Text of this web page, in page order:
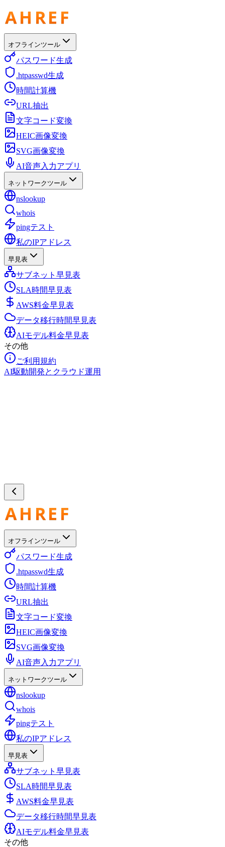
オフラインツール
パスワード生成
.htpasswd生成
時間計算機
URL抽出
文字コード変換
HEIC画像変換
SVG画像変換
AI音声入力アプリ
ネットワークツール
nslookup
whois
pingテスト
私のIPアドレス
早見表
サブネット早見表
SLA時間早見表
AWS料金早見表
データ移行時間早見表
AIモデル料金早見表
その他
ご利用規約
AI駆動開発とクラウド運用
オフラインツール
パスワード生成
.htpasswd生成
時間計算機
URL抽出
文字コード変換
HEIC画像変換
SVG画像変換
AI音声入力アプリ
ネットワークツール
nslookup
whois
pingテスト
私のIPアドレス
早見表
サブネット早見表
SLA時間早見表
AWS料金早見表
データ移行時間早見表
AIモデル料金早見表
その他